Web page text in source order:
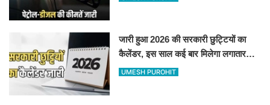
जारी हुआ 2026 की सरकारी छुट्टियों का
कैलेंडर, इस साल कई बार मिलेगा लगातार
अवकाश, देखें
UMESH PUROHIT